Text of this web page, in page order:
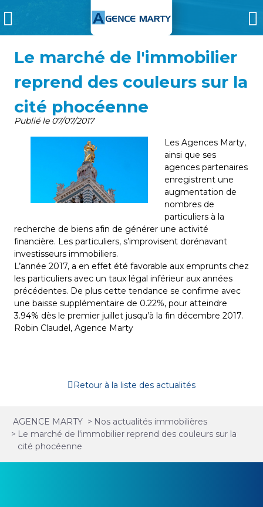
Le marché de l'immobilier
reprend des couleurs sur la
cité phocéenne
Publié le 07/07/2017
Les Agences Marty,
ainsi que ses
agences partenaires
enregistrent une
augmentation de
nombres de
particuliers à la
recherche de biens afin de générer une activité
financière. Les particuliers, s’improvisent dorénavant
investisseurs immobiliers.
L’année 2017, a en effet été favorable aux emprunts chez
les particuliers avec un taux légal inférieur aux années
précédentes. De plus cette tendance se confirme avec
une baisse supplémentaire de 0.22%, pour atteindre
3.94% dès le premier juillet jusqu’à la fin décembre 2017.
Robin Claudel, Agence Marty
Retour à la liste des actualités
AGENCE MARTY > Nos actualités immobilières
> Le marché de l'immobilier reprend des couleurs sur la
cité phocéenne